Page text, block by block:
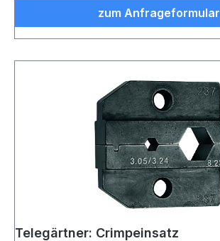
zum Anfrageformular
Telegärtner: Crimpeinsatz